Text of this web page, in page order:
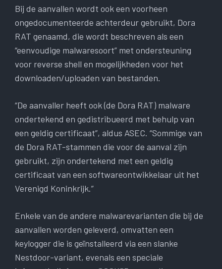
Bij de aanvallen wordt ook een voorheen
ongedocumenteerde achterdeur gebruikt, Dora
RAT genaamd, die wordt beschreven als een
“eenvoudige malwaresoort” met ondersteuning
voor reverse shell en mogelijkheden voor het
downloaden/uploaden van bestanden.
“De aanvaller heeft ook (de Dora RAT) malware
ondertekend en gedistribueerd met behulp van
een geldig certificaat”, aldus ASEC. “Sommige van
de Dora RAT-stammen die voor de aanval zijn
gebruikt, zijn ondertekend met een geldig
certificaat van een softwareontwikkelaar uit het
Verenigd Koninkrijk.”
Enkele van de andere malwarevarianten die bij de
aanvallen worden geleverd, omvatten een
keylogger die is geïnstalleerd via een slanke
Nestdoor-variant, evenals een speciale